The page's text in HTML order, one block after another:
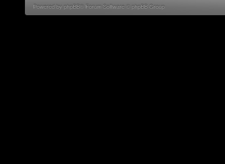
Powered by phpBB® Forum Software © phpBB Group